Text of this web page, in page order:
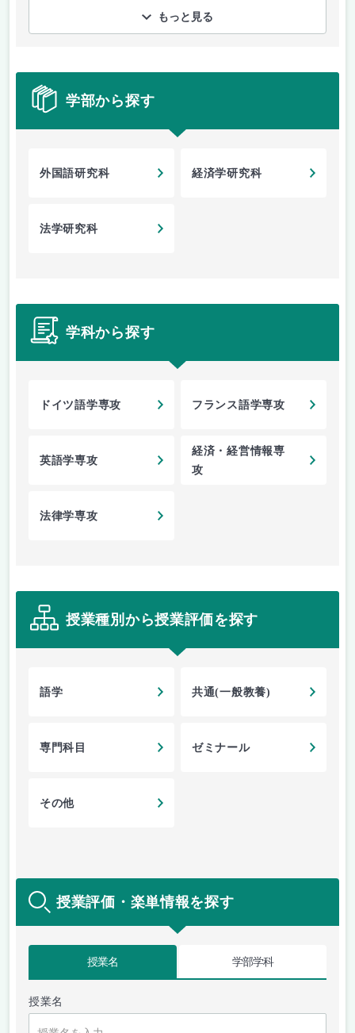
もっと見る
学部から探す
外国語研究科 経済学研究科
法学研究科
学科から探す
ドイツ語学専攻 フランス語学専攻
英語学専攻
経済・経営情報専
攻
法律学専攻
授業種別から授業評価を探す
語学 共通(一般教養)
専門科目 ゼミナール
その他
授業評価・楽単情報を探す
授業名 学部学科
授業名